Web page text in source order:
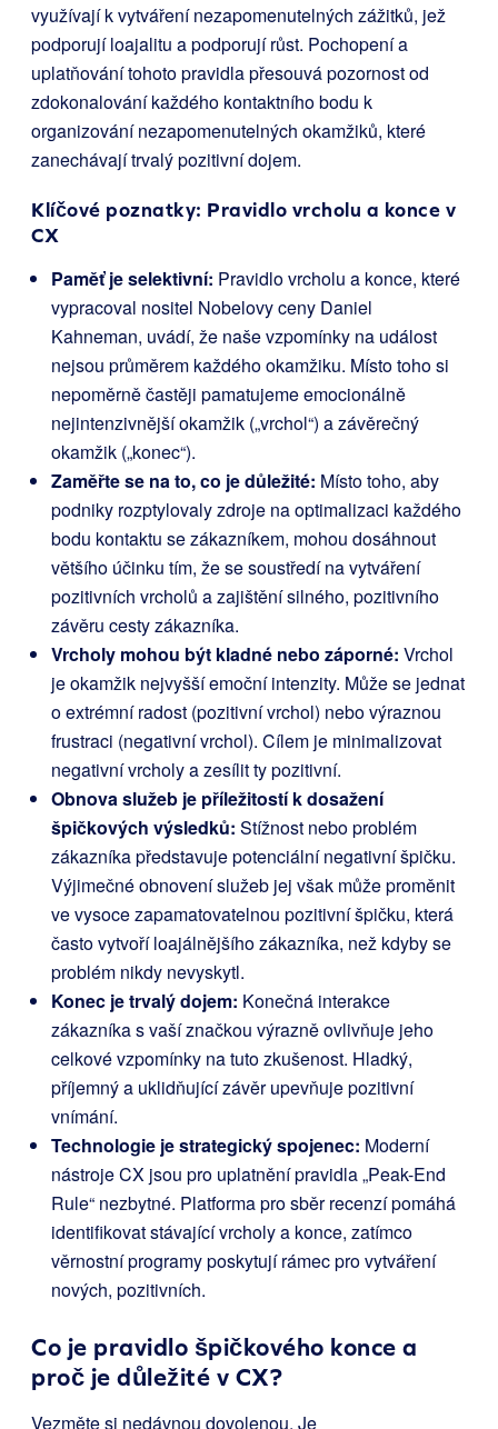
využívají k vytváření nezapomenutelných zážitků, jež
podporují loajalitu a podporují růst. Pochopení a
uplatňování tohoto pravidla přesouvá pozornost od
zdokonalování každého kontaktního bodu k
organizování nezapomenutelných okamžiků, které
zanechávají trvalý pozitivní dojem.
Klíčové poznatky: Pravidlo vrcholu a konce v
CX
Paměť je selektivní: Pravidlo vrcholu a konce, které
vypracoval nositel Nobelovy ceny Daniel
Kahneman, uvádí, že naše vzpomínky na událost
nejsou průměrem každého okamžiku. Místo toho si
nepoměrně častěji pamatujeme emocionálně
nejintenzivnější okamžik („vrchol“) a závěrečný
okamžik („konec“).
Zaměřte se na to, co je důležité: Místo toho, aby
podniky rozptylovaly zdroje na optimalizaci každého
bodu kontaktu se zákazníkem, mohou dosáhnout
většího účinku tím, že se soustředí na vytváření
pozitivních vrcholů a zajištění silného, pozitivního
závěru cesty zákazníka.
Vrcholy mohou být kladné nebo záporné: Vrchol
je okamžik nejvyšší emoční intenzity. Může se jednat
o extrémní radost (pozitivní vrchol) nebo výraznou
frustraci (negativní vrchol). Cílem je minimalizovat
negativní vrcholy a zesílit ty pozitivní.
Obnova služeb je příležitostí k dosažení
špičkových výsledků: Stížnost nebo problém
zákazníka představuje potenciální negativní špičku.
Výjimečné obnovení služeb jej však může proměnit
ve vysoce zapamatovatelnou pozitivní špičku, která
často vytvoří loajálnějšího zákazníka, než kdyby se
problém nikdy nevyskytl.
Konec je trvalý dojem: Konečná interakce
zákazníka s vaší značkou výrazně ovlivňuje jeho
celkové vzpomínky na tuto zkušenost. Hladký,
příjemný a uklidňující závěr upevňuje pozitivní
vnímání.
Technologie je strategický spojenec: Moderní
nástroje CX jsou pro uplatnění pravidla „Peak-End
Rule“ nezbytné. Platforma pro sběr recenzí pomáhá
identifikovat stávající vrcholy a konce, zatímco
věrnostní programy poskytují rámec pro vytváření
nových, pozitivních.
Co je pravidlo špičkového konce a
proč je důležité v CX?
Vezměte si nedávnou dovolenou. Je